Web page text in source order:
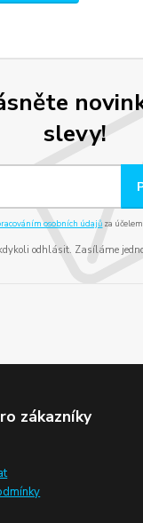
slevy!
osobních údajů za
odhlásit. Zasíláme
zákazníky